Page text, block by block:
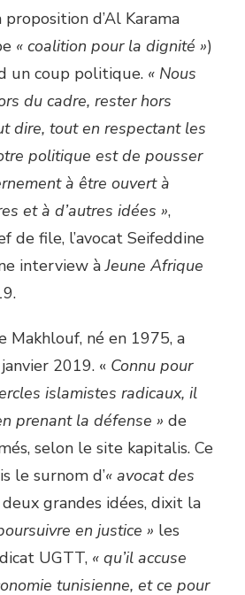
d’Al Karama
« coalition pour la dignité »)
un coup politique. « Nous
du cadre, rester hors
dire, tout en respectant les
politique est de pousser
à être ouvert à
et à d’autres idées »,
de file, l’avocat Seifeddine
interview àJeune Afrique
Makhlouf, né en 1975, a
2019. « Connu pour
islamistes radicaux, il
prenant la défense » de
selon le site kapitalis. Ce
le surnom d’« avocat des
grandes idées, dixit la
en justice » les
UGTT, « qu’il accuse
tunisienne, et ce pour